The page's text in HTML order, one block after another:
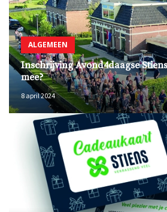
ALGEMEEN
Inschrijving Avond4daagse
mee?
8 april 2024